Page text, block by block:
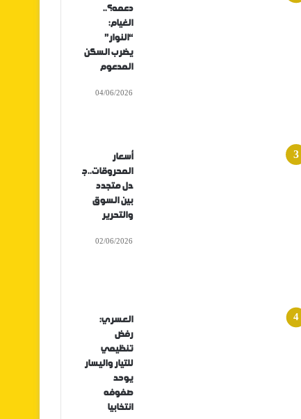
دعمه؟..
الغيام:
“النوار”
يضرب السكن
المدعوم
04/06/2026
أسعار
المحروقات..ج
دل متجدد
بين السوق
والتحرير
02/06/2026
العسري:
رفض
تنظيمي
للتيار واليسار
يوحد
صفوفه
انتخابيا